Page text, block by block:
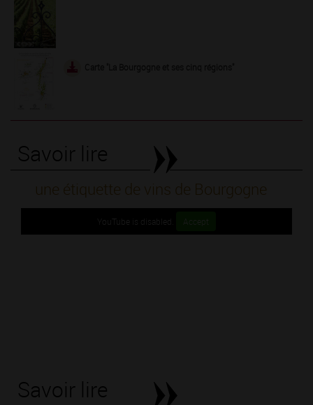
Savoir lire
une étiquette de vins de Bourgogne
YouTube is disabled. Accept
Savoir lire